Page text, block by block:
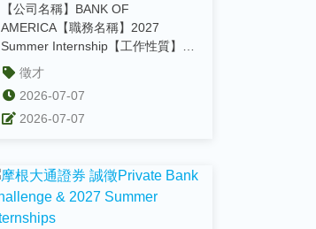
【公司名稱】BANK OF
AMERICA【職務名稱】2027
Summer Internship【工作性質】實
習【收件截止日】...
徵才
2026-07-07
2026-07-07